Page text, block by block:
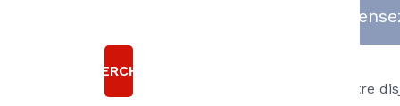
coûteux pour son
propriétaire. Cette
Vérifiez votre
RECHERCHERchoisir le
contrat